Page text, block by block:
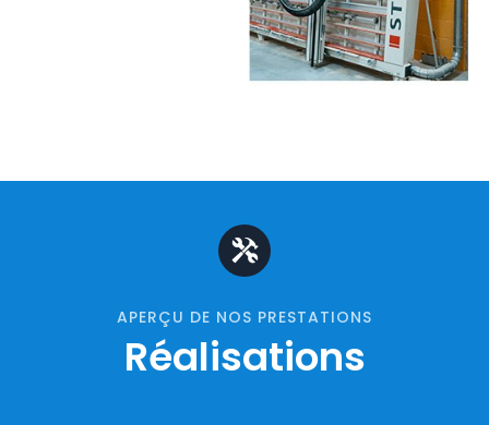
APERÇU DE NOS PRESTATIONS
Réalisations